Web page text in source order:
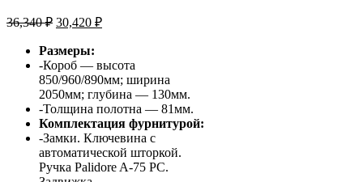
36,340₽ 30,420 ₽
Размеры:
-Короб — высота
850/960/890мм; ширина
2050мм; глубина — 130мм.
-Толщина полотна — 81мм.
Комплектация фурнитурой:
-Замки. Ключевина с
автоматической шторкой.
Ручка Palidore A-75 PC.